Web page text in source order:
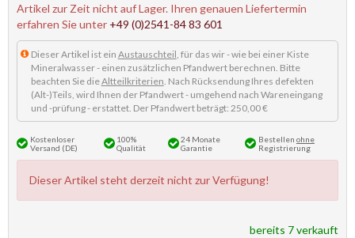
Artikel zur Zeit nicht auf Lager. Ihren genauen Liefertermin
erfahren Sie unter +49 (0)2541-84 83 601
Dieser Artikel ist ein Austauschteil, für das wir - wie bei einer Kiste
Mineralwasser - einen zusätzlichen Pfandwert berechnen. Bitte
beachten Sie dieAltteilkriterien. Nach Rücksendung Ihres defekten
(Alt-)Teils, wird Ihnen der Pfandwert - umgehend nach Wareneingang
und -prüfung - erstattet. Der Pfandwert beträgt: 250,00 €
Kostenloser
Versand (DE)
100%
Qualität
24 Monate
Garantie
Bestellen ohne
Registrierung
Dieser Artikel steht derzeit nicht zur Verfügung!
bereits 7 verkauft